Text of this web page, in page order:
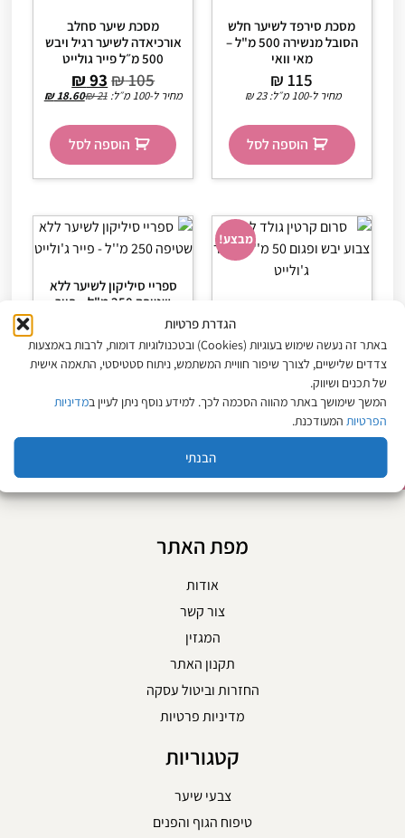
הגדרת פרטיות
באתר זה נעשה שימוש בעוגיות (Cookies) ובטכנולוגיות דומות, לרבות באמצעות
צדדים שלישיים, לצורך שיפור חוויית המשתמש, ניתוח סטטיסטי, התאמה אישית
של תכנים ושיווק.
המשך שימושך באתר מהווה הסכמה לכך. למידע נוסף ניתן לעיין במדיניות
הפרטיותהמעודכנת.
הבנתי
מסכת סירפד לשיער חלש
הסובל מנשירה 500 מ"ל –
מאי וואי
₪115
מחיר ל-100 מ״ל: ₪23
הוספה לסל
מסכת שיער סחלב
אורכיאדה לשיער רגיל ויבש
500 מ״ל פייר גולייט
₪105
₪93
מחיר ל-100 מ״ל: ₪21
₪18.60
הוספה לסל
מבצע!
צבוע יבש ופגום 50 מ"ל –
פייר ג'ולייט
₪ 95
₪75
מחיר ל-100 מ״ל:
הוספה לסל
ספריי סיליקון לשיער ללא
שטיפה 250 מ"ל – פייר
₪63
הוספה לסל
מפת האתר
אודות
צור קשר
המגזין
תקנון האתר
החזרות וביטול עסקה
מדיניות פרטיות
קטגוריות
צבעי שיער
טיפוח הגוף והפנים